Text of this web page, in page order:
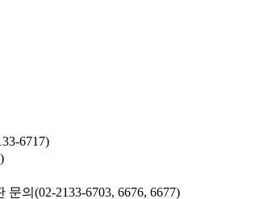
6717)
문의(02-2133-6703, 6676, 6677)